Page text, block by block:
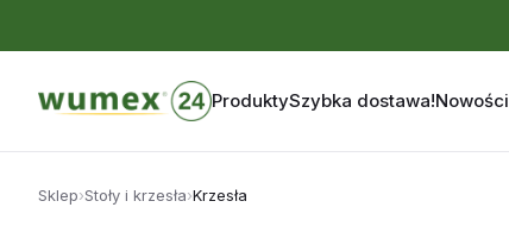
ProduktySzybka dostawa!Nowości
Sklep›Stoły i krzesła›Krzesła